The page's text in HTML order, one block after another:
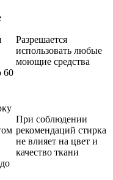
60
Разрешается
использовать любые
моющие средства
При соблюдении
рекомендаций стирка
не влияет на цвет и
качество ткани